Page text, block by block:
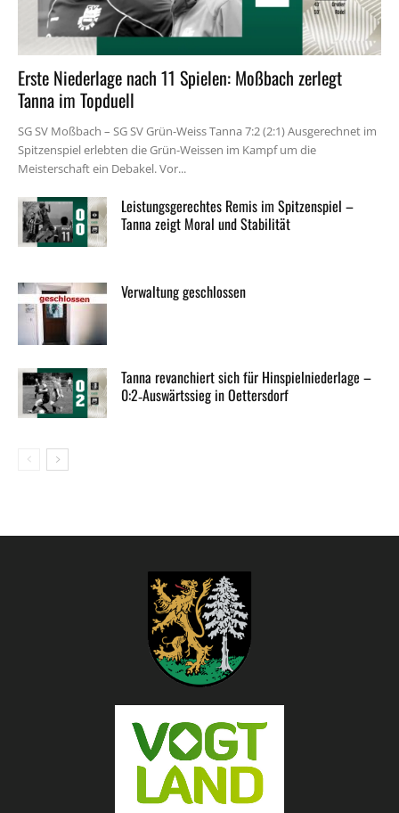
Erste Niederlage nach 11 Spielen: Moßbach zerlegt
Tanna im Topduell
SG SV Moßbach – SG SV Grün-Weiss Tanna 7:2 (2:1) Ausgerechnet im
Spitzenspiel erlebten die Grün-Weissen im Kampf um die
Meisterschaft ein Debakel. Vor...
Leistungsgerechtes Remis im Spitzenspiel –
Tanna zeigt Moral und Stabilität
Verwaltung geschlossen
Tanna revanchiert sich für Hinspielniederlage –
0:2‑Auswärtssieg in Oettersdorf